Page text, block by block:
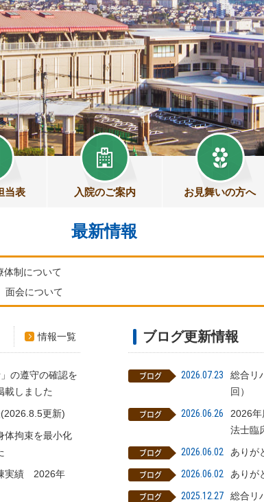
当表 入院のご案内 お見舞いの方へ
最新情報
体制について
面会について
情報一覧
の遵守の確認を
載しました
更新)
体拘束を最小化
棟実績 2026年
ブログ更新情報
2026.07.23
総合リ
回）
2026.06.26
2026
法士臨
2026.06.02
ありが
2026.06.02
ありが
2025.12.27
総合リ